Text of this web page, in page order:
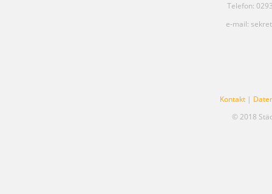
Telefon:
e-mail:
Kontakt |
© 2018